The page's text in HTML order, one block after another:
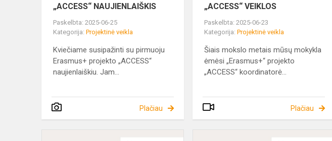
„ACCESS“ NAUJIENLAIŠKIS
Paskelbta: 2025-06-25
Kategorija: Projektinė veikla
Kviečiame susipažinti su pirmuoju
Erasmus+ projekto „ACCESS“
naujienlaiškiu. Jam...
Plačiau
„ACCESS“ VEIKLOS
Paskelbta: 2025-06-23
Kategorija:Projektinė veikla
Šiais mokslo metais mūsų mokykla
ėmėsi „Erasmus+“ projekto
„ACCESS“ koordinatorė...
Plačiau